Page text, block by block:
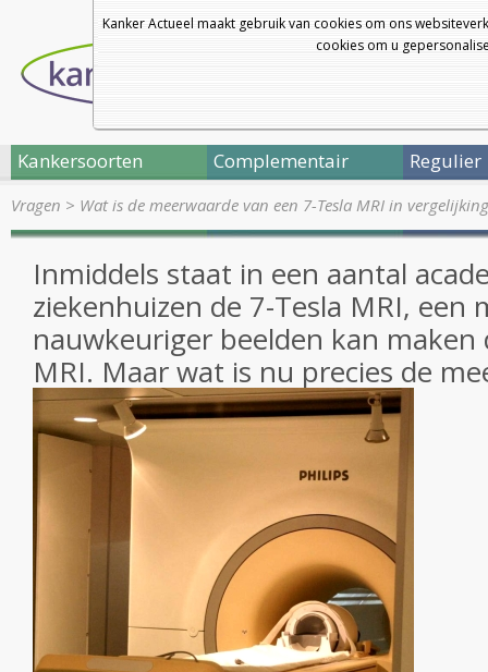
Kanker Actueel maakt gebruik van cookies om ons
cookies om u
Kankersoorten Complementair Regulier
Vragen > Wat is de meerwaarde van een 7-Tesla MRI in
Inmiddels staat in een aantal
ziekenhuizen de 7-Tesla MRI, een
nauwkeuriger beelden kan maken
MRI. Maar wat is nu precies de